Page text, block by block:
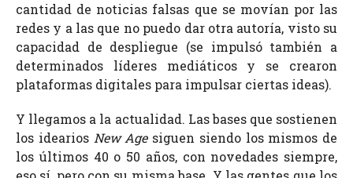
cantidad de noticias falsas que se movían por las
redes y a las que no puedo dar otra autoría, visto su
capacidad de despliegue (se impulsó también a
determinados líderes mediáticos y se crearon
plataformas digitales para impulsar ciertas ideas).
Y llegamos a la actualidad. Las bases que sostienen
los idearios New Agesiguen siendo los mismos de
los últimos 40 o 50 años, con novedades siempre,